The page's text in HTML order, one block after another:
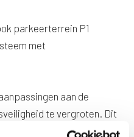
parkeerterrein P1
met
aan de
te vergroten. Dit
herinrichting van de